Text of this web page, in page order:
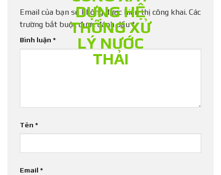
Email của bạn sẽ không được hiển thị công khai. Các
trường bắt buộc được đánh dấu*
Bình luận *
Tên *
Email *